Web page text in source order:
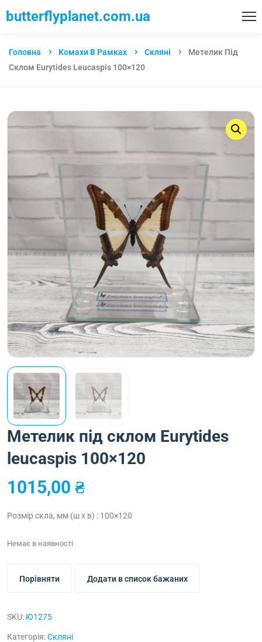
butterflyplanet.com.ua
Головна Комахи В Рамках Скляні
Метелик Під
Склом Eurytides Leucaspis 100×120
Метелик під склом Eurytides
leucaspis 100×120
1015,00 ₴
Розмір скла, мм (ш х в) : 100×120
Немає в наявності
Порівняти Додати в список бажаних
SKU: Ю1275
Категорія:Скляні